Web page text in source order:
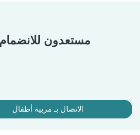
مستعدون للانضمام
الاتصال بـ مربية أطفال